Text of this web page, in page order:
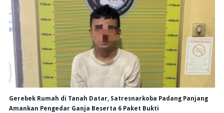
Gerebek Rumah di Tanah Datar, Satresnarkoba Padang Panjang
Amankan Pengedar Ganja Beserta 6 Paket Bukti